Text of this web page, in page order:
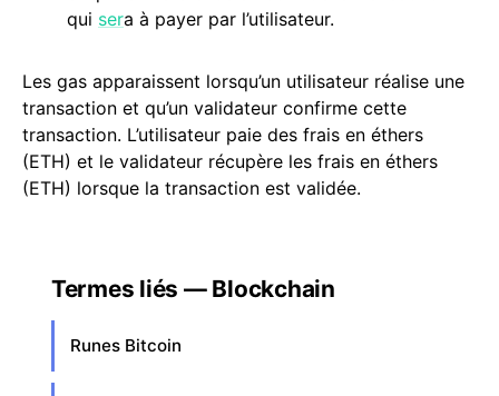
qui sera à payer par l’utilisateur.
Les gas apparaissent lorsqu’un utilisateur réalise une
transaction et qu’un validateur confirme cette
transaction. L’utilisateur paie des frais en éthers
(ETH) et le validateur récupère les frais en éthers
(ETH) lorsque la transaction est validée.
Termes liés — Blockchain
Runes Bitcoin